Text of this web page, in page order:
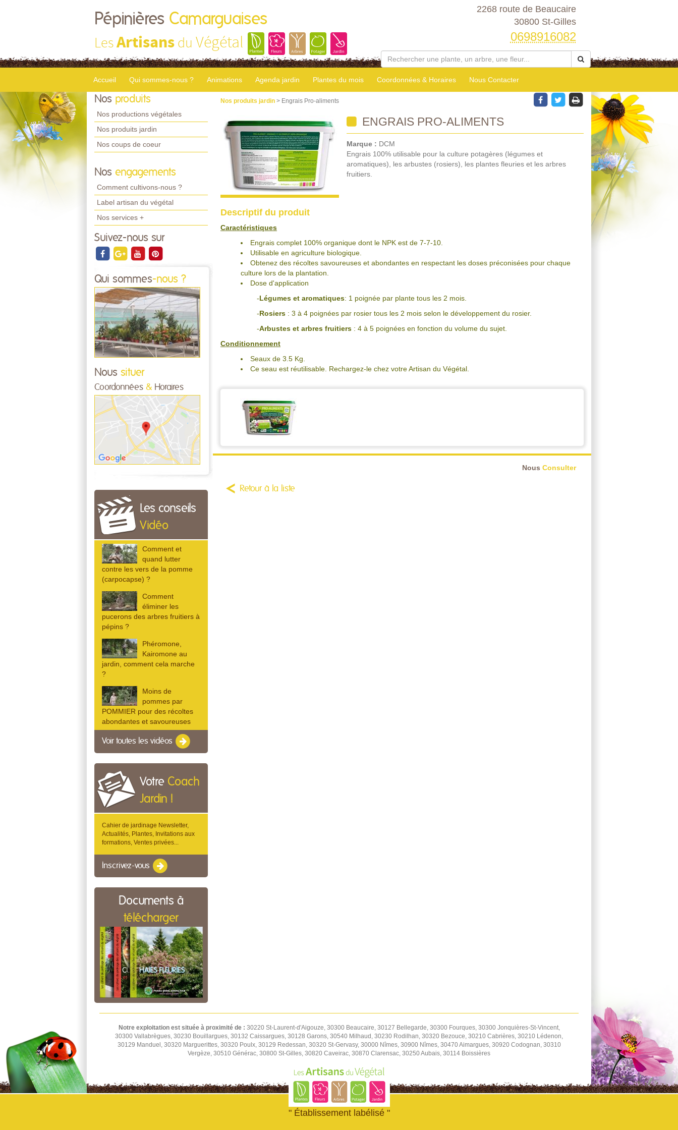
Pépinières Camarguaises
LesArtisans du Végétal
2268 route de Beaucaire
30800 St-Gilles
0698916082
Accueil Qui sommes-nous ? Animations Agenda jardin Plantes du mois Coordonnées & Horaires Nous Contacter
Nos produits
Nos productions végétales
Nos produits jardin
Nos coups de coeur
Nos engagements
Comment cultivons-nous ?
Label artisan du végétal
Nos services +
Suivez-nous sur
Qui sommes-nous ?
Nous situer
Coordonnées & Horaires
Les conseils
Vidéo
Comment et
quand lutter
contre les vers de la pomme
(carpocapse) ?
Comment
éliminer les
pucerons des arbres fruitiers à
pépins ?
Phéromone,
Kairomone au
jardin, comment cela marche
?
Moins de
pommes par
POMMIER pour des récoltes
abondantes et savoureuses
Voir toutes les vidéos
Votre Coach
Jardin !
Cahier de jardinage Newsletter,
Actualités, Plantes, Invitations aux
formations, Ventes privées...
Inscrivez-vous
Documents à
télécharger
Nos produits jardin > Engrais Pro-aliments
ENGRAIS PRO-ALIMENTS
Marque : DCM
Engrais 100% utilisable pour la culture potagères (légumes et
aromatiques), les arbustes (rosiers), les plantes fleuries et les arbres
fruitiers.
Descriptif du produit
Caractéristiques
Engrais complet 100% organique dont le NPK est de 7-7-10.
Utilisable en agriculture biologique.
Obtenez des récoltes savoureuses et abondantes en respectant les doses préconisées pour chaque
culture lors de la plantation.
Dose d'application
-Légumes et aromatiques: 1 poignée par plante tous les 2 mois.
-Rosiers : 3 à 4 poignées par rosier tous les 2 mois selon le développement du rosier.
-Arbustes et arbres fruitiers : 4 à 5 poignées en fonction du volume du sujet.
Conditionnement
Seaux de 3.5 Kg.
Ce seau est réutilisable. Rechargez-le chez votre Artisan du Végétal.
Nous Consulter
Retour à la liste
Notre exploitation est située à proximité de : 30220 St-Laurent-d'Aigouze, 30300 Beaucaire, 30127 Bellegarde, 30300 Fourques, 30300 Jonquières-St-Vincent,
30300 Vallabrègues, 30230 Bouillargues, 30132 Caissargues, 30128 Garons, 30540 Milhaud, 30230 Rodilhan, 30320 Bezouce, 30210 Cabrières, 30210 Lédenon,
30129 Manduel, 30320 Marguerittes, 30320 Poulx, 30129 Redessan, 30320 St-Gervasy, 30000 Nîmes, 30900 Nîmes, 30470 Aimargues, 30920 Codognan, 30310
Vergèze, 30510 Générac, 30800 St-Gilles, 30820 Caveirac, 30870 Clarensac, 30250 Aubais, 30114 Boissières
" Établissement labélisé "